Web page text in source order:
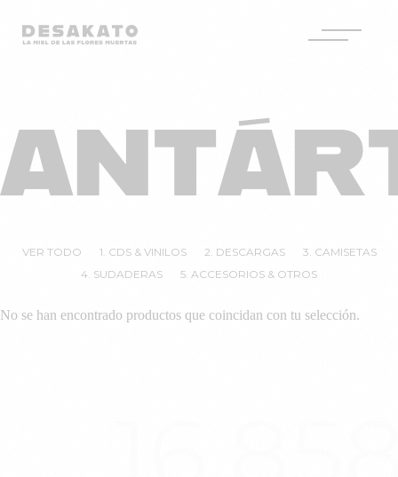
contenido
Desakato
VER TODO 1. CDS & VINILOS 2. DESCARGAS
3. CAMISETAS
4. SUDADERAS
5. ACCESORIOS & OTROS
No se han encontrado productos que coincidan con tu selección.